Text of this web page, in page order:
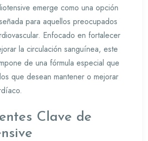
emerge como una opción
para aquellos preocupados
Enfocado en fortalecer
la circulación sanguínea, este
de una fórmula especial que
que desean mantener o mejorar
Clave de